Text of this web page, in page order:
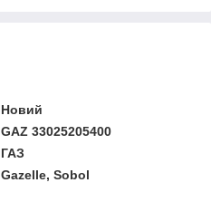
Новий
GAZ 33025205400
ГАЗ
Gazelle, Sobol